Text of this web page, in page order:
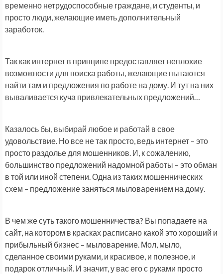
временно нетрудоспособные граждане, и студенты, и
просто люди, желающие иметь дополнительный
заработок.
Так как интернет в принципе предоставляет неплохие
возможности для поиска работы, желающие пытаются
найти там и предложения по работе на дому. И тут на них
вываливается куча привлекательных предложений…
Казалось бы, выбирай любое и работай в свое
удовольствие. Но все не так просто, ведь интернет – это
просто раздолье для мошенников. И, к сожалению,
большинство предложений надомной работы – это обман
в той или иной степени. Одна из таких мошеннических
схем – предложение заняться мыловарением на дому.
В чем же суть такого мошенничества? Вы попадаете на
сайт, на котором в красках расписано какой это хороший и
прибыльный бизнес – мыловарение. Мол, мыло,
сделанное своими руками, и красивое, и полезное, и
подарок отличный. И значит, у вас его с руками просто